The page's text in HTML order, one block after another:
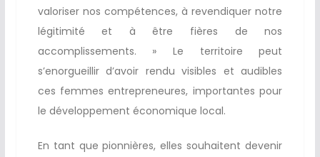
valoriser nos compétences, à revendiquer notre
légitimité et à être fières de nos
accomplissements. » Le territoire peut
s’enorgueillir d’avoir rendu visibles et audibles
ces femmes entrepreneures, importantes pour
le développement économique local.
En tant que pionnières, elles souhaitent devenir